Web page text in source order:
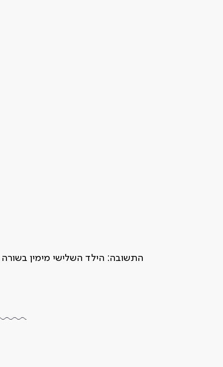
התשובה: הילד השלישי מימין